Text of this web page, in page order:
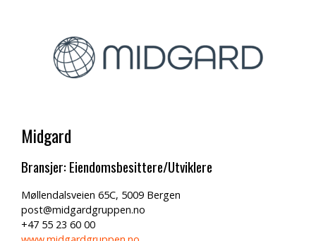
Midgard
Bransjer: Eiendomsbesittere/Utviklere
Møllendalsveien 65C, 5009 Bergen
post@midgardgruppen.no
+47 55 23 60 00